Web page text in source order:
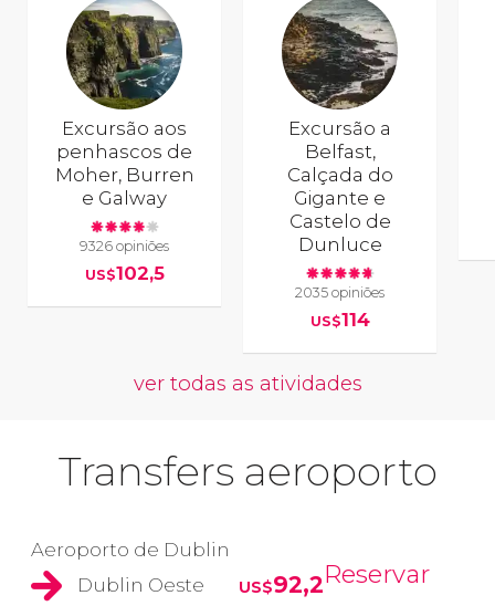
Excursão aos
penhascos de
Moher, Burren
e Galway
9326 opiniões
US$102,5
Excursão a
Belfast,
Calçada do
Gigante e
Castelo de
Dunluce
2035 opiniões
US$114
ver todas as atividades
Transfers aeroporto
Aeroporto de Dublin
Dublin Oeste
US$92,2Reservar